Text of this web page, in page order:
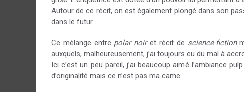
Autour de ce récit, on est également plongé dans son
dans le futur.
Ce mélange entre polar noiret récit de science-fiction
auxquels, malheureusement, j’ai toujours eu du mal à
Ici c’est un peu pareil, j’ai beaucoup aimé l’ambiance
d’originalité mais ce n’est pas ma came.